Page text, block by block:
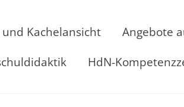
und Kachelansicht Angebote
HdN-